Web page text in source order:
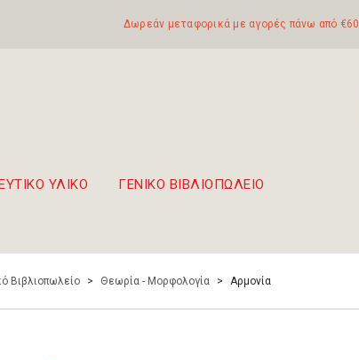
Δωρεάν μεταφορικά με αγορές πάνω από €60
ΥΛΙΚΟ ΓΕΝΙΚΟ ΒΙΒΛΙΟΠΩΛΕΙΟ
Βιβλιοπωλείο > Θεωρία - Μορφολογία > Αρμονία